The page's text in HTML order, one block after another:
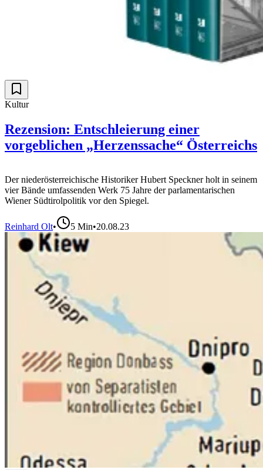
Kultur
Rezension: Entschleierung einer
vorgeblichen „Herzenssache“ Österreichs
Der niederösterreichische Historiker Hubert Speckner holt in seinem
vier Bände umfassenden Werk 75 Jahre der parlamentarischen
Wiener Südtirolpolitik vor den Spiegel.
Reinhard Olt• 5 Min•20.08.23